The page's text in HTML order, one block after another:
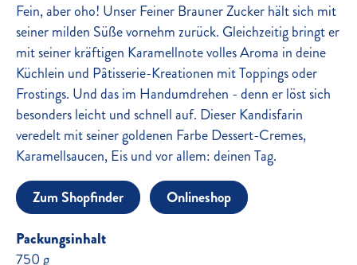
Fein, aber oho! Unser Feiner Brauner Zucker hält sich mit
seiner milden Süße vornehm zurück. Gleichzeitig bringt er
mit seiner kräftigen Karamellnote volles Aroma in deine
Küchlein und Pâtisserie-Kreationen mit Toppings oder
Frostings. Und das im Handumdrehen - denn er löst sich
besonders leicht und schnell auf. Dieser Kandisfarin
veredelt mit seiner goldenen Farbe Dessert-Cremes,
Karamellsaucen, Eis und vor allem: deinen Tag.
Zum Shopfinder
Onlineshop
Packungsinhalt
750 g